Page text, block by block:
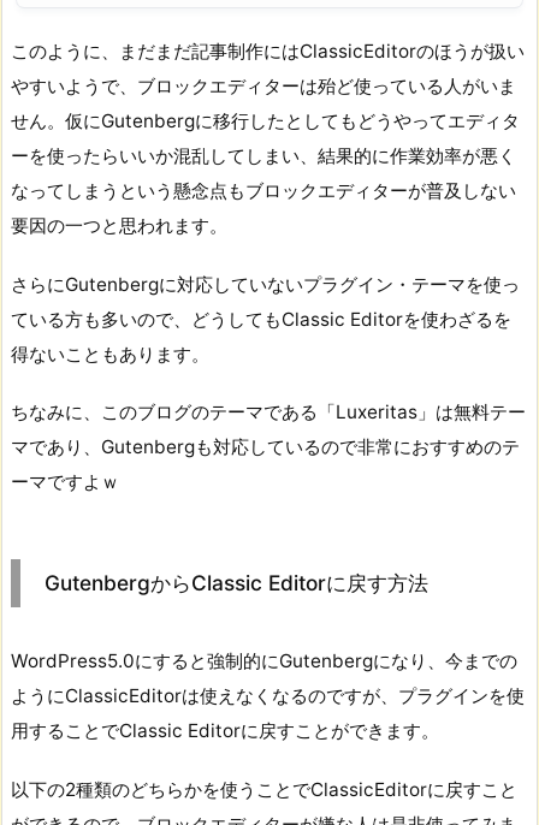
このように、まだまだ記事制作にはClassicEditorのほうが扱い
やすいようで、ブロックエディターは殆ど使っている人がいま
せん。仮にGutenbergに移行したとしてもどうやってエディタ
ーを使ったらいいか混乱してしまい、結果的に作業効率が悪く
なってしまうという懸念点もブロックエディターが普及しない
要因の一つと思われます。
さらにGutenbergに対応していないプラグイン・テーマを使っ
ている方も多いので、どうしてもClassic Editorを使わざるを
得ないこともあります。
ちなみに、このブログのテーマである「Luxeritas」は無料テー
マであり、Gutenbergも対応しているので非常におすすめのテ
ーマですよｗ
GutenbergからClassic Editorに戻す方法
WordPress5.0にすると強制的にGutenbergになり、今までの
ようにClassicEditorは使えなくなるのですが、プラグインを使
用することでClassic Editorに戻すことができます。
以下の2種類のどちらかを使うことでClassicEditorに戻すこと